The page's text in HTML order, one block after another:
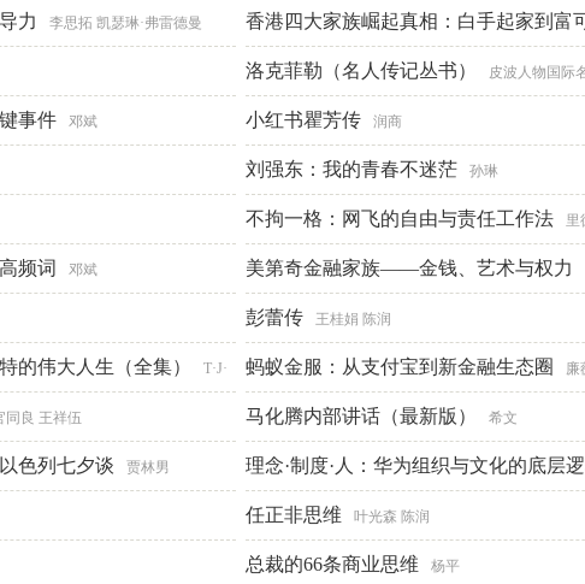
力 李思拓 凯瑟琳·弗雷德曼 香港四大家族崛起真相：白手起家到富
读书 临在书院
洛克菲勒（名人传记丛书） 皮波人物国际
事件 邓斌 小红书瞿芳传 润商
刘强东：我的青春不迷茫 孙琳
不拘一格：网飞的自由与责任工作法 里
频词 邓斌 美第奇金融家族——金钱、艺术与权力
彭蕾传 王桂娟 陈润
的伟大人生（全集） T·J· 蚂蚁金服：从支付宝到新金融生态圈 廉
同良 王祥伍 马化腾内部讲话（最新版） 希文
色列七夕谈 贾林男 理念·制度·人：华为组织与文化的底层
任正非思维 叶光森 陈润
总裁的66条商业思维 杨平